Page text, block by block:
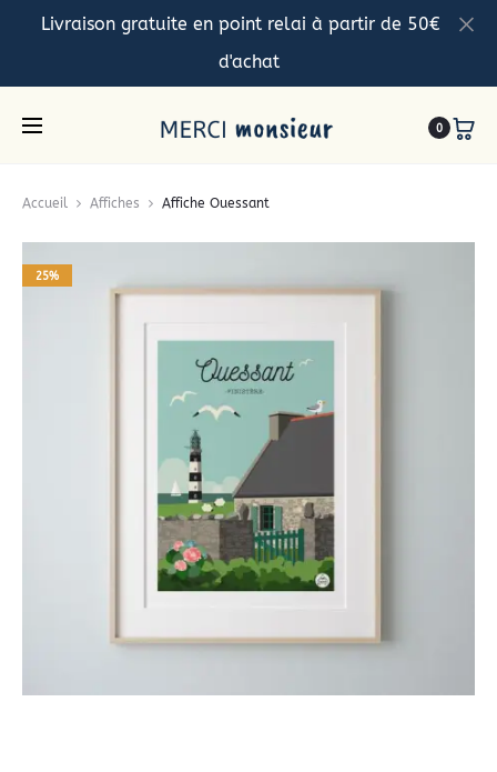
Livraison gratuite en point relai à partir de 50€
d'achat
0
Accueil Affiches Affiche Ouessant
25%